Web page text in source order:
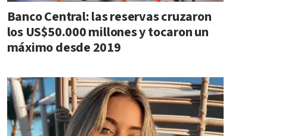
Banco Central: las reservas cruzaron
los US$50.000 millones y tocaron un
máximo desde 2019